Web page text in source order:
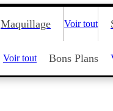
Maquillage Voir tout
Voir tout Bons Plans